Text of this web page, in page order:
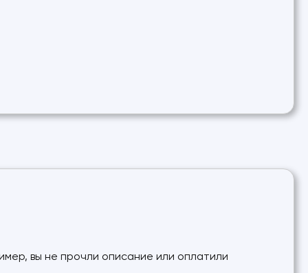
вы не прочли описание или оплатили